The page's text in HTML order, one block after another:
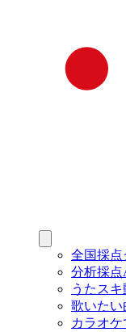
全国採点
分析採点
うたス
歌いたい
カラオケ